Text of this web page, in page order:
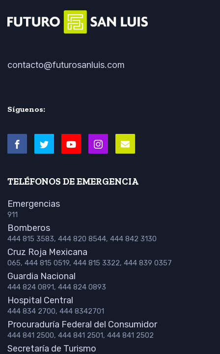
contacto@futurosanluis.com
Síguenos:
TELÉFONOS DE EMERGENCIA
Emergencias
911
Bomberos
444 815 3583, 444 820 8544, 444 842 3130
Cruz Roja Mexicana
065, 444 815 0519, 444 815 3322, 444 839 0357
Guardia Nacional
444 824 0891, 444 824 0893
Hospital Central
444 834 2700, 444 8342701
Procuraduría Federal del Consumidor
444 841 2500, 444 841 2501, 444 841 2502
Secretaría de Turismo